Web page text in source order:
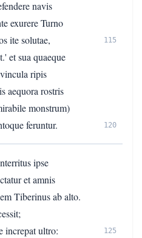
navis
exurere Turno
ite solutae,
115
et sua quaeque
ripis
aequora rostris
monstrum)
feruntur.
120
ipse
et amnis
Tiberinus ab alto.
increpat ultro:
125